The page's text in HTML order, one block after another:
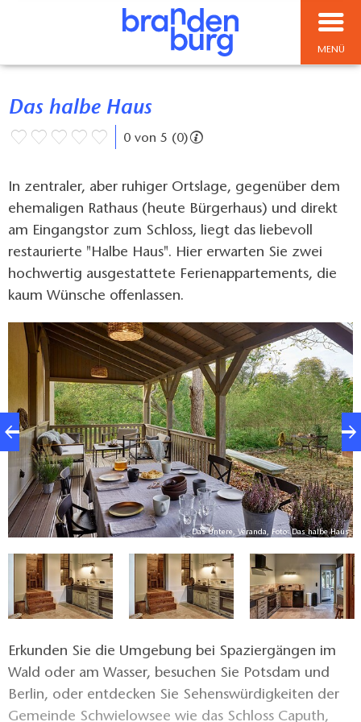
MENÜ
Das halbe Haus
0 von 5 (0)
In zentraler, aber ruhiger Ortslage, gegenüber dem
ehemaligen Rathaus (heute Bürgerhaus) und direkt
am Eingangstor zum Schloss, liegt das liebevoll
restaurierte "Halbe Haus". Hier erwarten Sie zwei
hochwertig ausgestattete Ferienappartements, die
kaum Wünsche offenlassen.
Das Untere, Veranda, Foto: Das halbe Haus
Erkunden Sie die Umgebung bei Spaziergängen im
Wald oder am Wasser, besuchen Sie Potsdam und
Berlin, oder entdecken Sie Sehenswürdigkeiten der
Gemeinde Schwielowsee wie das Schloss Caputh,